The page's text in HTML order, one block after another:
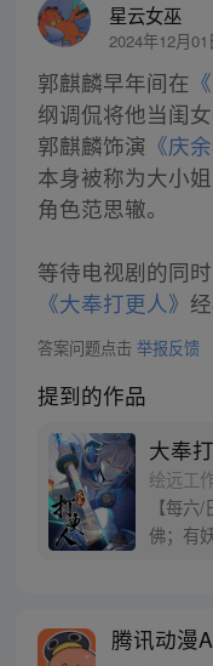
星云女巫
2024年12月
郭麒麟早年间在
纲调侃将他当闺
郭麒麟饰演 《庆
本身被称为大小
角色范思辙。
等待电视剧的同
《大奉打更人》
答案问题点击 举报反馈
提到的作品
大奉
绘远工
【每
佛；有
者卖报
腾讯动漫